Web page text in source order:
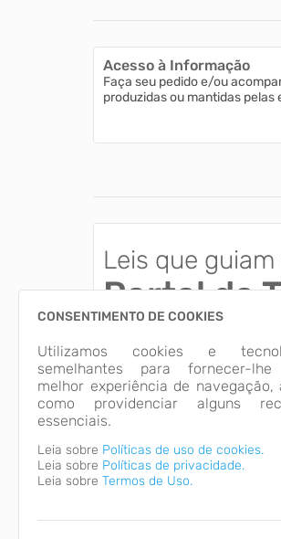
CONSENTIMENTO DE COOKIES
Utilizamos cookies e
semelhantes para fornecer-
melhor experiência de navegação,
como providenciar alguns
essenciais.
Leia sobre Políticas de uso de cookies.
Leia sobre Políticas de privacidade.
Leia sobre Termos de Uso.
Acesso à Informação
Faça seu pedido e/ou
produzidas ou mantidas pelas
Leis que guiam
Portal da
Esclareça dúvidas comuns
apresentadas.
Acessar